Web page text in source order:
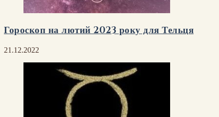
Гороскоп на лютий 2023 року для Тельця
21.12.2022